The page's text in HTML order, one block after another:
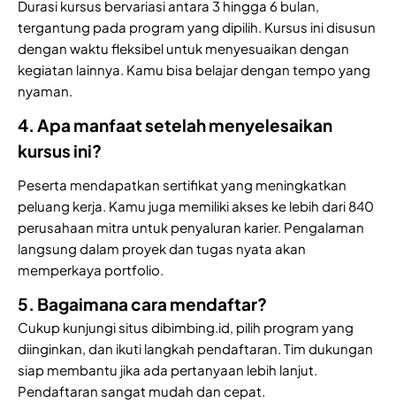
Durasi kursus bervariasi antara 3 hingga 6 bulan,
tergantung pada program yang dipilih. Kursus ini disusun
dengan waktu fleksibel untuk menyesuaikan dengan
kegiatan lainnya. Kamu bisa belajar dengan tempo yang
nyaman.
4. Apa manfaat setelah menyelesaikan
kursus ini?
Peserta mendapatkan sertifikat yang meningkatkan
peluang kerja. Kamu juga memiliki akses ke lebih dari 840
perusahaan mitra untuk penyaluran karier. Pengalaman
langsung dalam proyek dan tugas nyata akan
memperkaya portfolio.
5. Bagaimana cara mendaftar?
Cukup kunjungi situs dibimbing.id, pilih program yang
diinginkan, dan ikuti langkah pendaftaran. Tim dukungan
siap membantu jika ada pertanyaan lebih lanjut.
Pendaftaran sangat mudah dan cepat.